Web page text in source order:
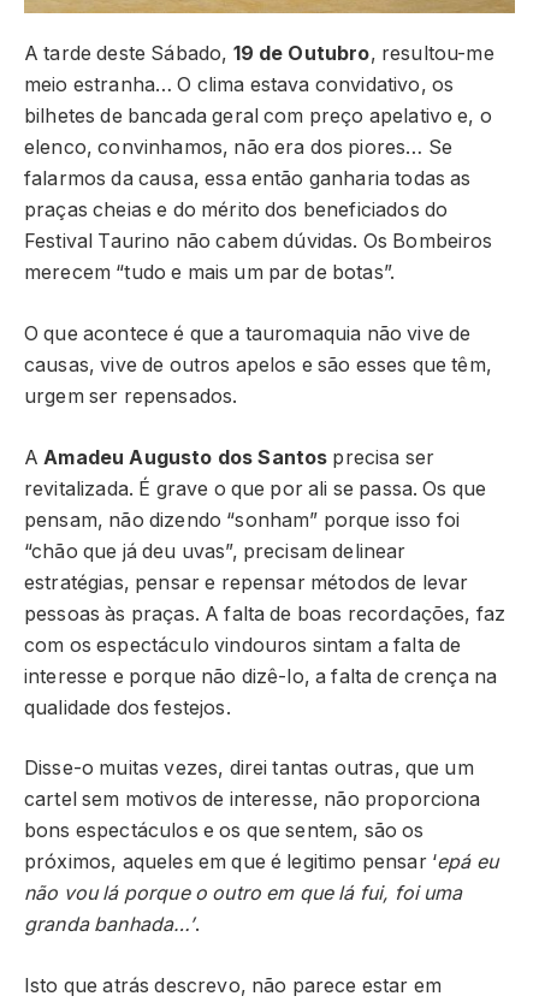
A tarde deste Sábado, 19 de Outubro, resultou-me
meio estranha… O clima estava convidativo, os
bilhetes de bancada geral com preço apelativo e, o
elenco, convinhamos, não era dos piores… Se
falarmos da causa, essa então ganharia todas as
praças cheias e do mérito dos beneficiados do
Festival Taurino não cabem dúvidas. Os Bombeiros
merecem “tudo e mais um par de botas”.
O que acontece é que a tauromaquia não vive de
causas, vive de outros apelos e são esses que têm,
urgem ser repensados.
A Amadeu Augusto dos Santos precisa ser
revitalizada. É grave o que por ali se passa. Os que
pensam, não dizendo “sonham” porque isso foi
“chão que já deu uvas”, precisam delinear
estratégias, pensar e repensar métodos de levar
pessoas às praças. A falta de boas recordações, faz
com os espectáculo vindouros sintam a falta de
interesse e porque não dizê-lo, a falta de crença na
qualidade dos festejos.
Disse-o muitas vezes, direi tantas outras, que um
cartel sem motivos de interesse, não proporciona
bons espectáculos e os que sentem, são os
próximos, aqueles em que é legitimo pensar ‘epá eu
não vou lá porque o outro em que lá fui, foi uma
granda banhada…’.
Isto que atrás descrevo, não parece estar em